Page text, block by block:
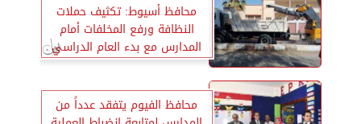
محافظ أسيوط: تكثيف حملات
النظافة ورفع المخلفات أمام
المدارس مع بدء العام الدراسي
الجديد
محافظ الفيوم يتفقد عدداً من